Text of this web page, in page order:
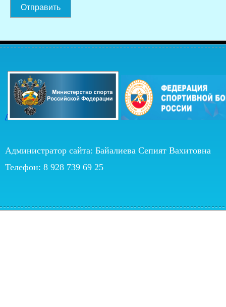
Отправить
/
Администратор сайта: Байалиева Сепият Вахитовна
Телефон: 8 928 739 69 25